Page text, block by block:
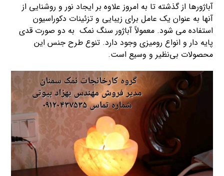
آباژورها از گذشته تا به امروز علاوه بر ایجاد نور و روشنایی از
آنها به عنوان یک عامل برای زیبایی و تزئینات دکوراسیون
استفاده می شود. معمولاً آباژور سنگ نمک به دو صورت قدی
پایه دار و انواع رومیزی وجود دارد. تنوع طرح جنس این
محصولات بی‌نظیر و وسیع است.